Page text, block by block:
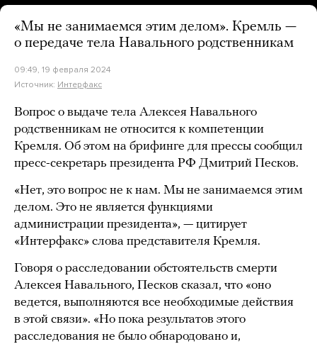
«Мы не занимаемся этим делом». Кремль —
о передаче тела Навального родственникам
09:49, 19 февраля 2024
Источник: Интерфакс
Вопрос о выдаче тела Алексея Навального
родственникам не относится к компетенции
Кремля. Об этом на брифинге для прессы сообщил
пресс-секретарь президента РФ Дмитрий Песков.
«Нет, это вопрос не к нам. Мы не занимаемся этим
делом. Это не является функциями
администрации президента», — цитирует
«Интерфакс» слова представителя Кремля.
Говоря о расследовании обстоятельств смерти
Алексея Навального, Песков сказал, что «оно
ведется, выполняются все необходимые действия
в этой связи». «Но пока результатов этого
расследования не было обнародовано и,